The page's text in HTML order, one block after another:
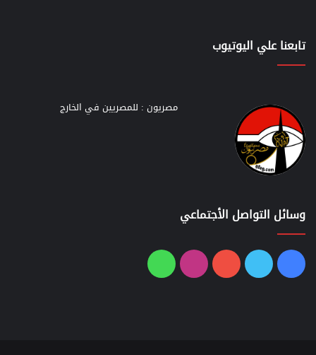
تابعنا علي اليوتيوب
مصريون : للمصريين في الخارج
وسائل التواصل الأجتماعي
فيسبوك
تويتر يوتيوبانستقرامواتساب